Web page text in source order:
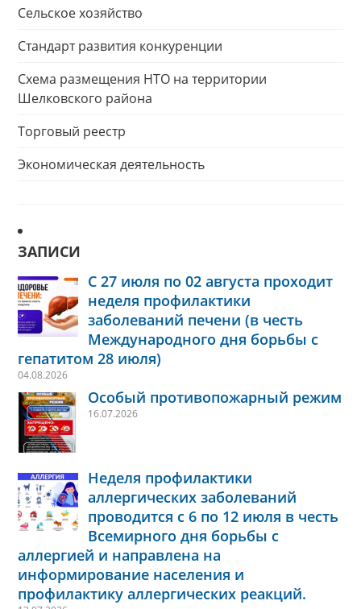
Сельское хозяйство
Стандарт развития конкуренции
Схема размещения НТО на территории
Шелковского района
Торговый реестр
Экономическая деятельность
ЗАПИСИ
С 27 июля по 02 августа проходит
неделя профилактики
заболеваний печени (в честь
Международного дня борьбы с
гепатитом 28 июля)
04.08.2026
Особый противопожарный режим
16.07.2026
Неделя профилактики
аллергических заболеваний
проводится с 6 по 12 июля в честь
Всемирного дня борьбы с
аллергией и направлена на
информирование населения и
профилактику аллергических реакций.